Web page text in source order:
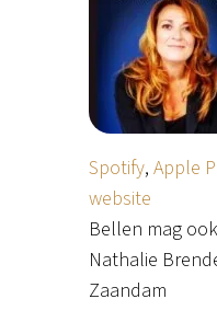
Spotify, Apple
website
Bellen mag
Nathalie
Zaandam